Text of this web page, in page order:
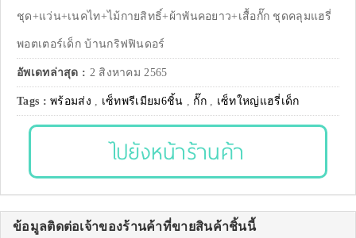
ชุด+แว่น+เนคไท+ไม้กายสิทธิ์+ผ้าพันคอยาว+เสื้อกั๊ก ชุดคลุมแฮรี่
พอตเตอร์เด็ก บ้านกริฟฟินดอร์
อัพเดทล่าสุด : 2 สิงหาคม 2565
Tags :พร้อมส่ง , เซ็ทพรีเมียม6ชิ้น , กั๊ก, เซ็ทใหญ่แฮรี่เด็ก
ไปยังหน้าร้านค้า
ข้อมูลติดต่อเจ้าของร้านค้าที่ขายสินค้าชิ้นนี้